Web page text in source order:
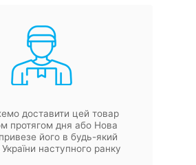
доставити цей товар
протягом дня або Нова
його в будь-який
наступного ранку